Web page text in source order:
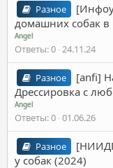
Разное
домашних собак в
Angel
Ответы 0 24.11.24
Разное
[anfi]
Дрессировка с
Angel
Ответы 0 01.06.26
Разное
у собак (2024)